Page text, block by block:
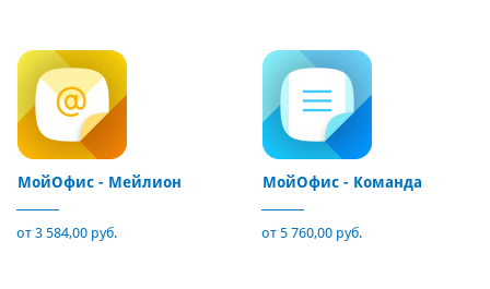
МойОфис - Мейлион
от 3 584,00 руб.
МойОфис - Команда
от 5 760,00 руб.